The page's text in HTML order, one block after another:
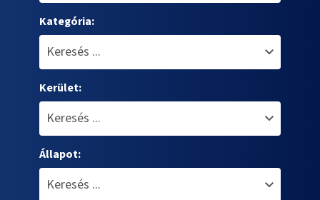
Kategória:
Kerület:
Állapot: